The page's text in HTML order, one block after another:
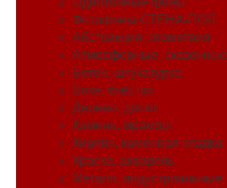
Фотофоны СТЕНА-ПОЛ
Абстракция, геометрия
Атмосферные, сказочные
Бетон, штукатурка
Боке, блёстки
Дерево, доски
Камень, мрамор
Кирпич, каменная кладка
Краска, акварель
Металл, индустриальные